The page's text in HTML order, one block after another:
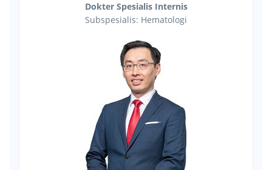
Dokter Spesialis Internis
Subspesialis: Hematologi